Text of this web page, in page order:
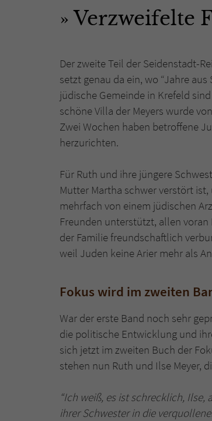
Verzweifelte
Der zweite Teil der Seidenstadt-
setzt genau da ein, wo “Jahre
jüdische Gemeinde in Krefeld
schöne Villa der Meyers wurde
Zwei Wochen haben betroffene
herzurichten.
Für Ruth und ihre jüngere
Mutter Martha schwer verstört
mehrfach von einem jüdischen
Freunden unterstützt, allen voran
der Familie freundschaftlich
weil Juden keine Arier mehr als
Fokus wird im zweiten
War der erste Band noch sehr
die politische Entwicklung und
sich jetzt im zweiten Buch der
stehen nun Ruth und Ilse Meyer,
“Ich weiß, es ist schrecklich, Ilse,
ihrer Schwester in die